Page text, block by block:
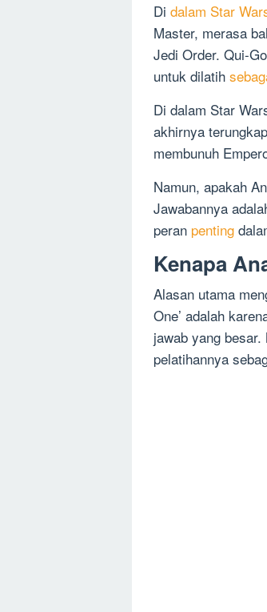
Di dalam Star
Master, merasa
Jedi Order. Qui-
untuk dilatih
Di dalam Star
akhirnya
membunuh
Namun, apakah
Jawabannya
peran penting
Kenapa
Alasan utama
One’ adalah
jawab yang
pelatihannya